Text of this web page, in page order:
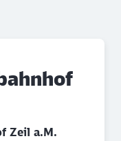
Zeil a.M.